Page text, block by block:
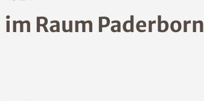
Raum Paderborn